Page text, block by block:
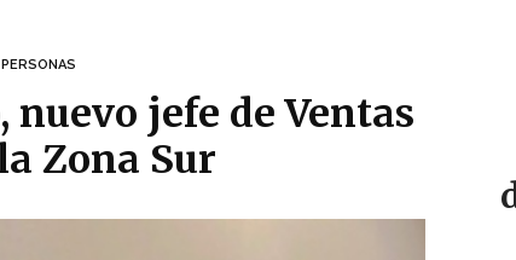
PERSONAS
nuevo jefe de Ventas
Zona Sur